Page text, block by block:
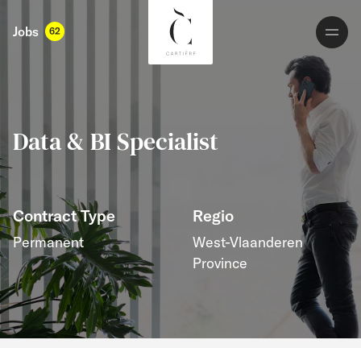
Jobs 62
Data & BI Specialist
Contract Type
Permanent
Regio
West-Vlaanderen
Province